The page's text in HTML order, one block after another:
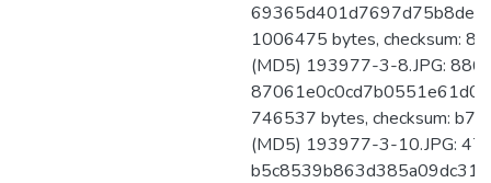
1006475 bytes, checksum:
(MD5) 193977-3-8.JPG:
746537 bytes, checksum:
(MD5) 193977-3-10.JPG: